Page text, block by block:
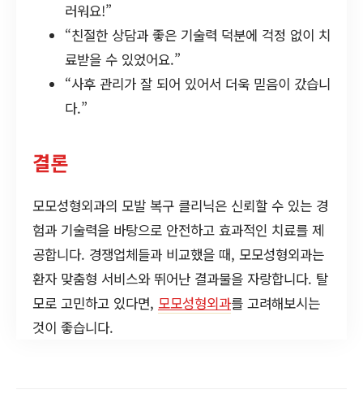
러워요!”
“친절한 상담과 좋은 기술력 덕분에 걱정 없이 치
료받을 수 있었어요.”
“사후 관리가 잘 되어 있어서 더욱 믿음이 갔습니
다.”
결론
모모성형외과의 모발 복구 클리닉은 신뢰할 수 있는 경
험과 기술력을 바탕으로 안전하고 효과적인 치료를 제
공합니다. 경쟁업체들과 비교했을 때, 모모성형외과는
환자 맞춤형 서비스와 뛰어난 결과물을 자랑합니다. 탈
모로 고민하고 있다면, 모모성형외과를 고려해보시는
것이 좋습니다.